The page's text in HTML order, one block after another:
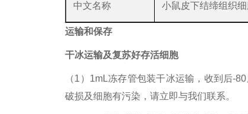
中文名称 小鼠皮下结缔组织
运输和保存
干冰运输及复苏好存活细胞
（1）1mL冻存管包装干冰运输，收到后-
破损及细胞有污染，请立即与我们联系。